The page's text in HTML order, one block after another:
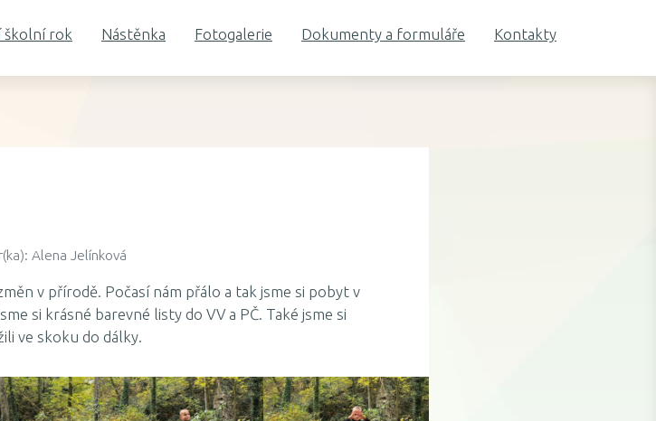
školní rok Nástěnka Fotogalerie Dokumenty a formuláře Kontakty
Alena Jelínková
v přírodě. Počasí nám přálo a tak jsme si pobyt v
si krásné barevné listy do VV a PČ. Také jsme si
ve skoku do dálky.